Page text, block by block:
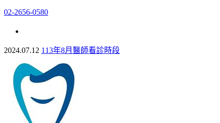
02-2656-0580
2024.07.12 113年8月醫師看診時段